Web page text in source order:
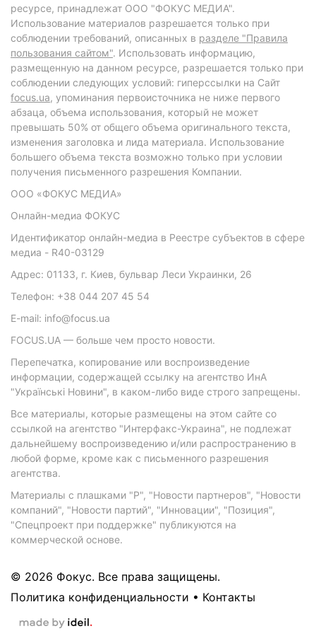
ресурсе, принадлежат ООО "ФОКУС МЕДИА".
Использование материалов разрешается только при
соблюдении требований, описанных в разделе "Правила
пользования сайтом". Использовать информацию,
размещенную на данном ресурсе, разрешается только при
соблюдении следующих условий: гиперссылки на Сайт
focus.ua, упоминания первоисточника не ниже первого
абзаца, объема использования, который не может
превышать 50% от общего объема оригинального текста,
изменения заголовка и лида материала. Использование
большего объема текста возможно только при условии
получения письменного разрешения Компании.
ООО «ФОКУС МЕДИА»
Онлайн-медиа ФОКУС
Идентификатор онлайн-медиа в Реестре субъектов в сфере
медиа - R40-03129
Адрес: 01133, г. Киев, бульвар Леси Украинки, 26
Телефон: +38 044 207 45 54
E-mail: info@focus.ua
FOCUS.UA — больше чем просто новости.
Перепечатка, копирование или воспроизведение
информации, содержащей ссылку на агентство ИнА
"Українські Новини", в каком-либо виде строго запрещены.
Все материалы, которые размещены на этом сайте со
ссылкой на агентство "Интерфакс-Украина", не подлежат
дальнейшему воспроизведению и/или распространению в
любой форме, кроме как с письменного разрешения
агентства.
Материалы с плашками "Р", "Новости партнеров", "Новости
компаний", "Новости партий", "Инновации", "Позиция",
"Спецпроект при поддержке" публикуются на
коммерческой основе.
© 2026 Фокус. Все права защищены.
Политика конфиденциальности • Контакты